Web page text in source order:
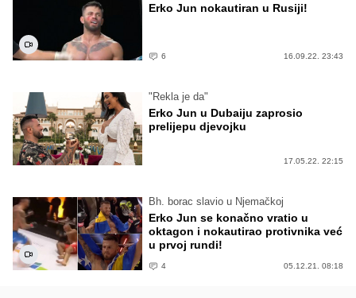
Erko Jun nokautiran u Rusiji!
6 16.09.22. 23:43
"Rekla je da"
Erko Jun u Dubaiju zaprosio
prelijepu djevojku
17.05.22. 22:15
Bh. borac slavio u Njemačkoj
Erko Jun se konačno vratio u
oktagon i nokautirao protivnika već
u prvoj rundi!
4 05.12.21. 08:18